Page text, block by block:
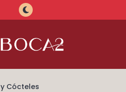
Cócteles